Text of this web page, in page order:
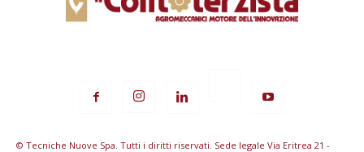
© Tecniche Nuove Spa. Tutti i diritti riservati. Sede legale Via Eritrea 21 -